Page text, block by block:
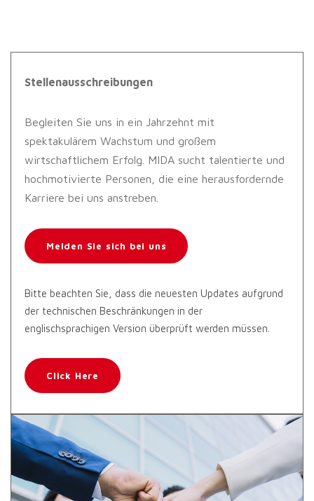
Stellenausschreibungen
Begleiten Sie uns in ein Jahrzehnt mit
spektakulärem Wachstum und großem
wirtschaftlichem Erfolg. MIDA sucht talentierte und
hochmotivierte Personen, die eine herausfordernde
Karriere bei uns anstreben.
Melden Sie sich bei uns
Bitte beachten Sie, dass die neuesten Updates aufgrund
der technischen Beschränkungen in der
englischsprachigen Version überprüft werden müssen.
Click Here